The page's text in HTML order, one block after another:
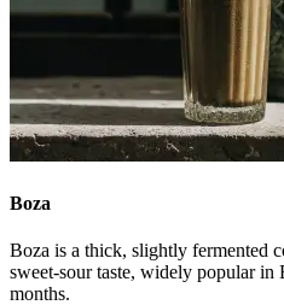
Boza
Boza is a thick, slightly fermented
sweet-sour taste, widely popular in
months.